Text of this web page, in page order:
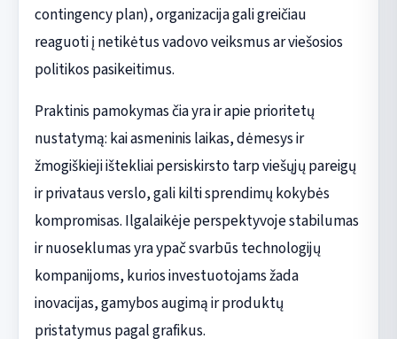
contingency plan), organizacija gali greičiau
reaguoti į netikėtus vadovo veiksmus ar viešosios
politikos pasikeitimus.
Praktinis pamokymas čia yra ir apie prioritetų
nustatymą: kai asmeninis laikas, dėmesys ir
žmogiškieji ištekliai persiskirsto tarp viešųjų pareigų
ir privataus verslo, gali kilti sprendimų kokybės
kompromisas. Ilgalaikėje perspektyvoje stabilumas
ir nuoseklumas yra ypač svarbūs technologijų
kompanijoms, kurios investuotojams žada
inovacijas, gamybos augimą ir produktų
pristatymus pagal grafikus.